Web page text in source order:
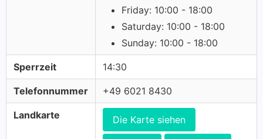
Friday: 10:00 - 18:00
Saturday: 10:00 - 18:00
Sunday: 10:00 - 18:00
Sperrzeit 14:30
Telefonnummer +49 6021 8430
Landkarte Die Karte siehen